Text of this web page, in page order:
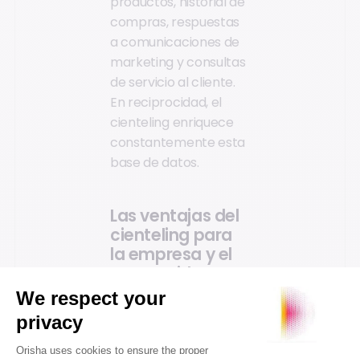
compras, respuestas
a comunicaciones de
marketing y consultas
de servicio al cliente.
En reciprocidad, el
cienteling enriquece
constantemente esta
base de datos.
Las ventajas del
cienteling para
la empresa y el
consumidor.